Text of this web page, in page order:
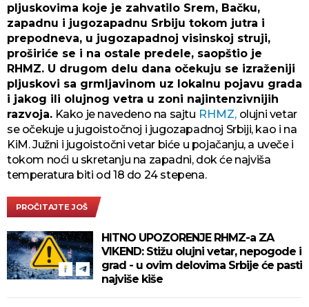
pljuskovima koje je zahvatilo Srem, Bačku,
zapadnu i jugozapadnu Srbiju tokom jutra i
prepodneva, u jugozapadnoj visinskoj struji,
proširiće se i na ostale predele, saopštio je
RHMZ. U drugom delu dana očekuju se izraženiji
pljuskovi sa grmljavinom uz lokalnu pojavu grada
i jakog ili olujnog vetra u zoni najintenzivnijih
razvoja. Kako je navedeno na sajtu RHMZ, olujni vetar
se očekuje u jugoistočnoj i jugozapadnoj Srbiji, kao i na
KiM. Južni i jugoistočni vetar biće u pojačanju, a uveče i
tokom noći u skretanju na zapadni, dok će najviša
temperatura biti od 18 do 24 stepena.
PROČITAJTE JOŠ
HITNO UPOZORENJE RHMZ-a ZA
VIKEND: Stižu olujni vetar, nepogode i
grad - u ovim delovima Srbije će pasti
najviše kiše